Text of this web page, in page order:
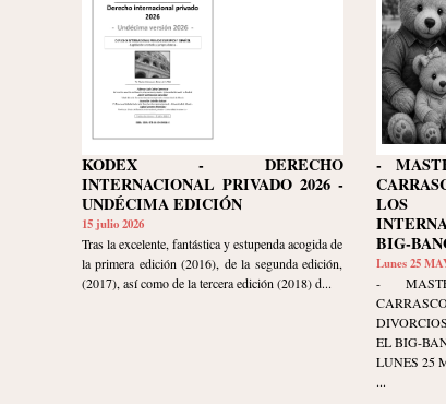
KODEX - DERECHO
INTERNACIONAL PRIVADO 2026 -
UNDÉCIMA EDICIÓN
15 julio 2026
Tras la excelente, fantástica y estupenda acogida de
la primera edición (2016), de la segunda edición,
(2017), así como de la tercera edición (2018) d...
-
BIG-
Lunes 25
-
EL BIG-
LUNES 25
...